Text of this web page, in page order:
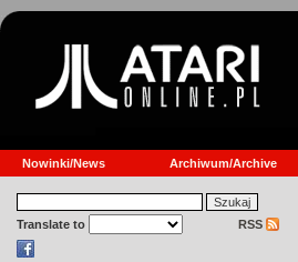
Nowinki/News Archiwum/Archive
Translate to RSS